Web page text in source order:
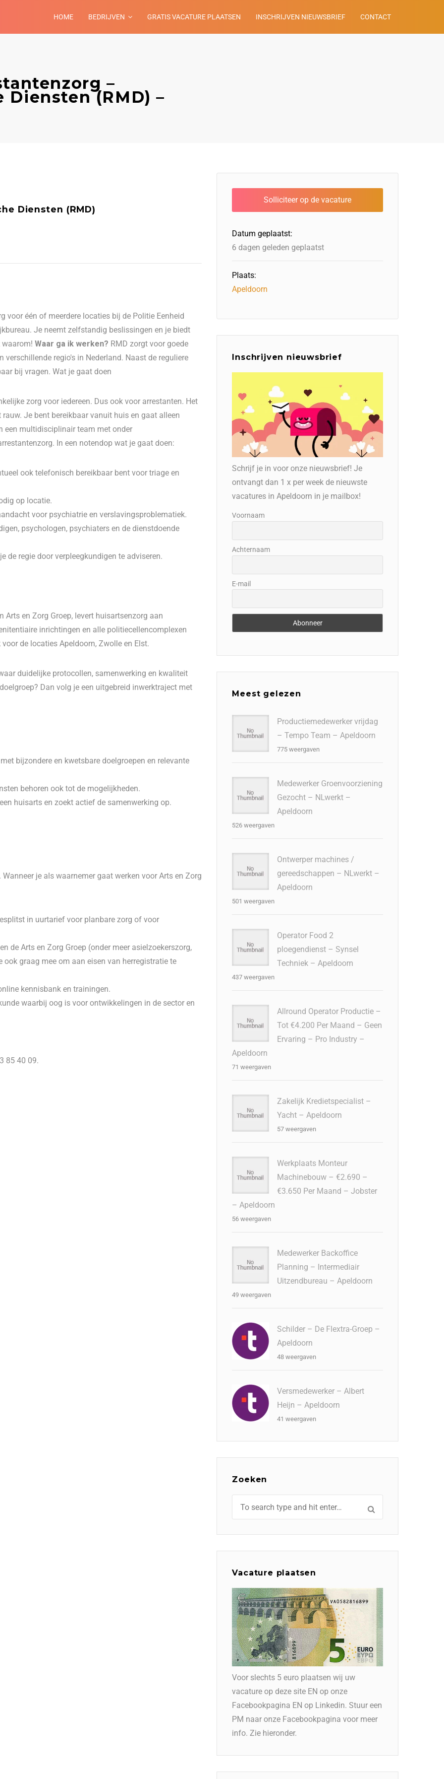
HOME BEDRIJVEN GRATIS VACATURE PLAATSEN INSCHRIJVEN NIEUWSBRIEF CONTACT
–
Diensten (RMD) –
Diensten (RMD)
voor één of meerdere locaties bij de Politie Eenheid
Je neemt zelfstandig beslissingen en je biedt
waarom! Waar ga ik werken? RMD zorgt voor goede
regio's in Nederland. Naast de reguliere
bij vragen. Wat je gaat doen
zorg voor iedereen. Dus ook voor arrestanten. Het
Je bent bereikbaar vanuit huis en gaat alleen
een multidisciplinair team met onder
In een notendop wat je gaat doen:
ook telefonisch bereikbaar bent voor triage en
op locatie.
voor psychiatrie en verslavingsproblematiek.
psychologen, psychiaters en de dienstdoende
de regie door verpleegkundigen te adviseren.
Arts en Zorg Groep, levert huisartsenzorg aan
inrichtingen en alle politiecellencomplexen
de locaties Apeldoorn, Zwolle en Elst.
duidelijke protocollen, samenwerking en kwaliteit
Dan volg je een uitgebreid inwerktraject met
bijzondere en kwetsbare doelgroepen en relevante
behoren ook tot de mogelijkheden.
huisarts en zoekt actief de samenwerking op.
je als waarnemer gaat werken voor Arts en Zorg
in uurtarief voor planbare zorg of voor
de Arts en Zorg Groep (onder meer asielzoekerszorg,
graag mee om aan eisen van herregistratie te
kennisbank en trainingen.
waarbij oog is voor ontwikkelingen in de sector en
85 40 09.
Datum geplaatst:
6 dagen geleden geplaatst
Plaats:
Apeldoorn
Inschrijven nieuwsbrief
Schrijf je in voor onze nieuwsbrief! Je
ontvangt dan 1 x per week de nieuwste
vacatures in Apeldoorn in je mailbox!
Voornaam
Achternaam
E-mail
Meest gelezen
Productiemedewerker vrijdag
– Tempo Team – Apeldoorn
775 weergaven
Medewerker Groenvoorziening
Gezocht – NLwerkt –
Apeldoorn
526 weergaven
Ontwerper machines /
gereedschappen – NLwerkt –
Apeldoorn
501 weergaven
Operator Food 2
ploegendienst – Synsel
Techniek – Apeldoorn
437 weergaven
Allround Operator Productie –
Tot €4.200 Per Maand – Geen
Ervaring – Pro Industry –
Apeldoorn
71 weergaven
Zakelijk Kredietspecialist –
Yacht – Apeldoorn
57 weergaven
Werkplaats Monteur
Machinebouw – €2.690 –
€3.650 Per Maand – Jobster
– Apeldoorn
56 weergaven
Medewerker Backoffice
Planning – Intermediair
Uitzendbureau – Apeldoorn
49 weergaven
Schilder – De Flextra-Groep –
Apeldoorn
48 weergaven
Versmedewerker – Albert
Heijn – Apeldoorn
41 weergaven
Zoeken
Vacature plaatsen
Voor slechts 5 euro plaatsen wij uw
vacature op deze site EN op onze
Facebookpagina EN op Linkedin. Stuur een
PM naar onze Facebookpagina voor meer
info. Zie hieronder.